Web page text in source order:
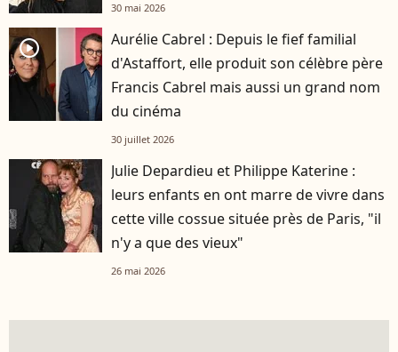
30 mai 2026
player2
Aurélie Cabrel : Depuis le fief familial
d'Astaffort, elle produit son célèbre père
Francis Cabrel mais aussi un grand nom
du cinéma
30 juillet 2026
Julie Depardieu et Philippe Katerine :
leurs enfants en ont marre de vivre dans
cette ville cossue située près de Paris, "il
n'y a que des vieux"
26 mai 2026